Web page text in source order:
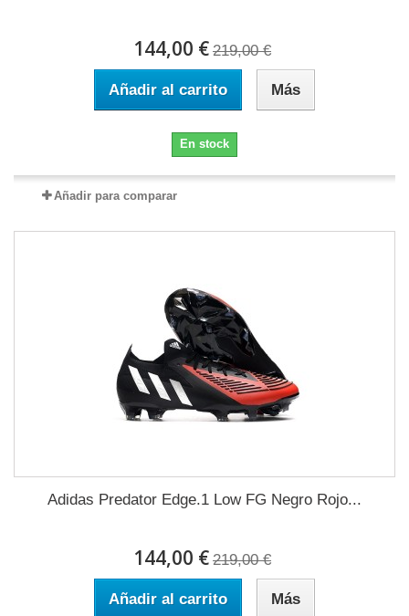
144,00 € 219,00 €
Añadir al carrito Más
En stock
Añadir para comparar
Adidas Predator Edge.1 Low FG Negro Rojo...
144,00 € 219,00 €
Añadir al carrito Más